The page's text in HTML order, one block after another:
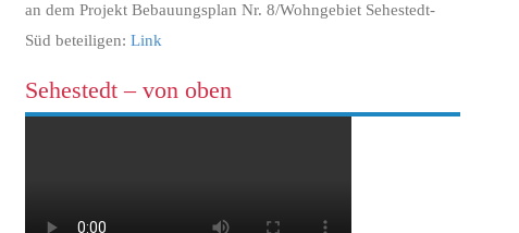
an dem Projekt Bebauungsplan Nr. 8/Wohngebiet Sehestedt-
Süd beteiligen:Link
Sehestedt – von oben